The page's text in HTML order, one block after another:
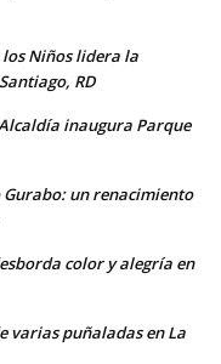
los Niños lidera la
RD
inaugura Parque
un renacimiento
color y alegría en
varias puñaladas en La